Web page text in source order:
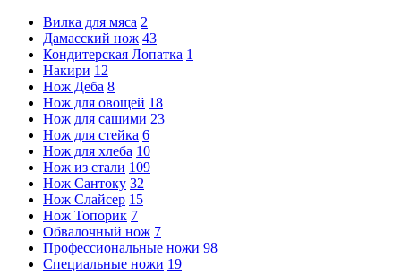
Вилка для мяса 2
Дамасский нож 43
Кондитерская Лопатка 1
Накири 12
Нож Деба 8
Нож для овощей 18
Нож для сашими 23
Нож для стейка 6
Нож для хлеба 10
Нож из стали 109
Нож Сантоку 32
Нож Слайсер 15
Нож Топорик 7
Обвалочный нож 7
Профессиональные ножи 98
Специальные ножи 19